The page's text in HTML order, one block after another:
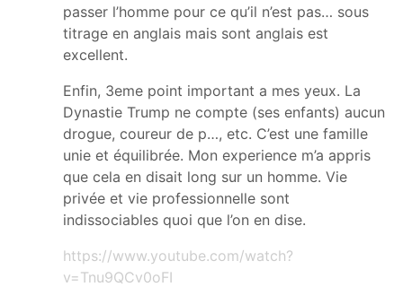
passer l’homme pour ce qu’il n’est pas… sous
titrage en anglais mais sont anglais est
excellent.
Enfin, 3eme point important a mes yeux. La
Dynastie Trump ne compte (ses enfants) aucun
drogue, coureur de p…, etc. C’est une famille
unie et équilibrée. Mon experience m’a appris
que cela en disait long sur un homme. Vie
privée et vie professionnelle sont
indissociables quoi que l’on en dise.
https://www.youtube.com/watch?
v=Tnu9QCv0oFI